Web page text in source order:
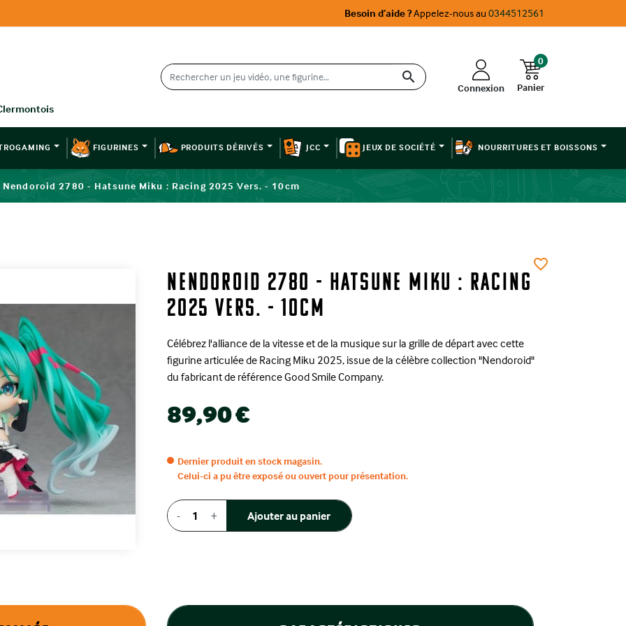
Besoin d’aide ?Appelez-nous au 0344512561

Connexion Panier
0
FIGURINES PRODUITS DÉRIVÉS JCC JEUX DE SOCIÉTÉ NOURRITURES ET BOISSONS
Nendoroid 2780 - Hatsune Miku : Racing 2025 Vers. - 10cm
Nendoroid 2780 - Hatsune Miku : Racing
2025 Vers. - 10cm
Célébrez l'alliance de la vitesse et de la musique sur la grille de départ avec cette
figurine articulée de Racing Miku 2025, issue de la célèbre collection "Nendoroid"
du fabricant de référence Good Smile Company.
89,90 €
Dernier produit en stock magasin.
Celui-ci a pu être exposé ou ouvert pour présentation.
- + Ajouter au panier
favorite_border